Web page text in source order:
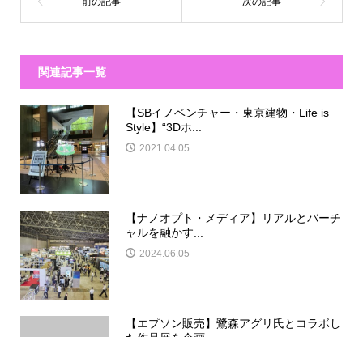
関連記事一覧
【SBイノベンチャー・東京建物・Life is
Style】“3Dホ...
2021.04.05
【ナノオプト・メディア】リアルとバーチ
ャルを融かす...
2024.06.05
【エプソン販売】鷺森アグリ氏とコラボし